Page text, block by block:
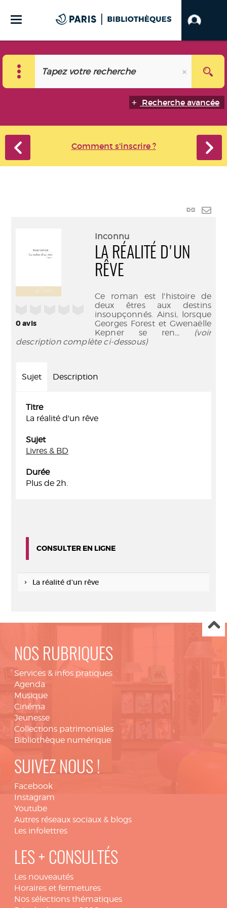
Recherche avancée
Comment s'inscrire ?
Lien
0avis
Inconnu
LA RÉALITÉ D'UN
RÊVE
Ce roman est l'histoire de
deux êtres aux destins
insoupçonnés. Ainsi, lorsque
Georges Forest et Gwenaëlle
Kepner se ren... (voir
description complète ci-dessous)
Sujet Description
Titre
La réalité d'un rêve
Sujet
Livres & BD
Durée
Plus de 2h.
CONSULTER EN LIGNE
La réalité d'un rêve
NOS RUBRIQUES
Services & infos pratiques
Agenda
Musique
Cinéma
Jeunesse
Collections patrimoniales
Bibliothèque numérique
SUIVEZ NOUS !
Facebook
Instagram
Youtube
Autres réseaux sociaux & blogs
Les infolettres
LES + CONSULTÉS
Les nouveautés
Horaires et fermetures
Nos sélections thématiques